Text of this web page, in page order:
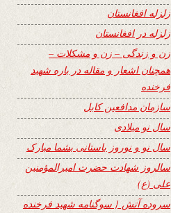
زلزله افغانستان
زلزله در افغانستان
زن و زندگی – زن و مشکلات –
همچنان اشعار و مقاله در باره شهید
فرخنده
سازمان مدافعین کابل
سال نو میلادی
سال نو و نوروز باستانی بشما مبارک
سالروز شهادت حضرت امیرالمؤمنین
علی (ع)
سروده آتش { سوگنامه شهید فرخنده